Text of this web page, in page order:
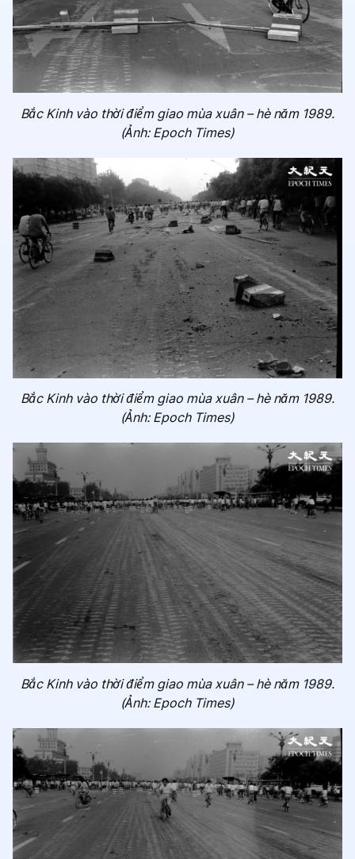
Bắc Kinh vào thời điểm giao mùa xuân – hè năm 1989.
(Ảnh: Epoch Times)
Bắc Kinh vào thời điểm giao mùa xuân – hè năm 1989.
(Ảnh: Epoch Times)
Bắc Kinh vào thời điểm giao mùa xuân – hè năm 1989.
(Ảnh: Epoch Times)